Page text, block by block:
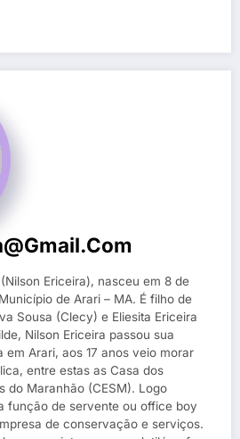
Ericeira), nasceu em 8 de
de Arari – MA. É filho de
Sousa (Clecy) e Eliesita Ericeira
Nilson Ericeira passou sua
em Arari, aos 17 anos veio morar
entre estas as Casa dos
do Maranhão (CESM). Logo
função de servente ou office boy
de conservação e serviços.